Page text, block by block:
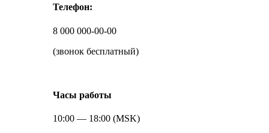
Телефон:
8 000 000-00-00
(звонок бесплатный)
Часы работы
10:00 — 18:00 (MSK)